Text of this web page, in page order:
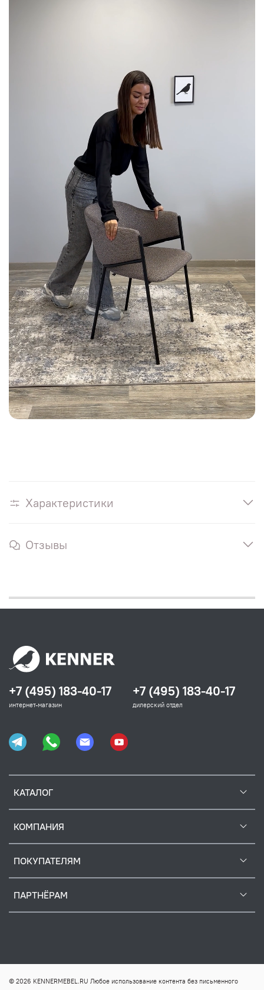
Характеристики
Отзывы
КАТАЛОГ
КОМПАНИЯ
ПОКУПАТЕЛЯМ
ПАРТНЁРАМ
+7 (495) 183-40-17
интернет-магазин
+7 (495) 183-40-17
дилерский отдел
© 2026 KENNERMEBEL.RU Любое использование контента без письменного